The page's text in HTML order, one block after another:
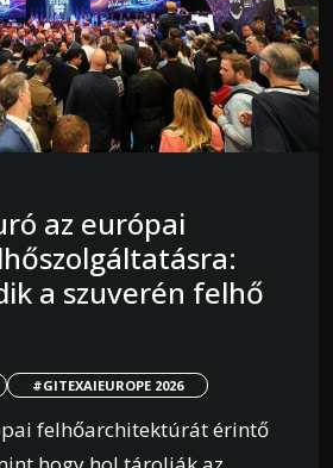
az európai
a szuverén felhő
#GITEXAIEUROPE 2026
felhőarchitektúrát érintő